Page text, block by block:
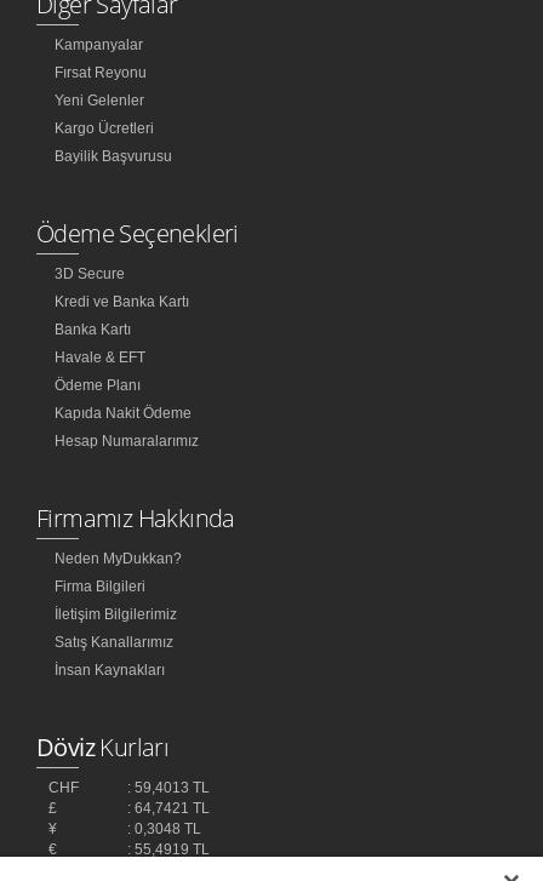
Kampanyalar
Fırsat Reyonu
Yeni Gelenler
Kargo Ücretleri
Bayilik Başvurusu
Ödeme Seçenekleri
3D Secure
Kredi ve Banka Kartı
Banka Kartı
Havale & EFT
Ödeme Planı
Kapıda Nakit Ödeme
Hesap Numaralarımız
Firmamız Hakkında
Neden MyDukkan?
Firma Bilgileri
İletişim Bilgilerimiz
Satış Kanallarımız
İnsan Kaynakları
DövizKurları
CHF
: 59,4013 TL
£
: 64,7421 TL
¥
: 0,3048 TL
€
: 55,4919 TL